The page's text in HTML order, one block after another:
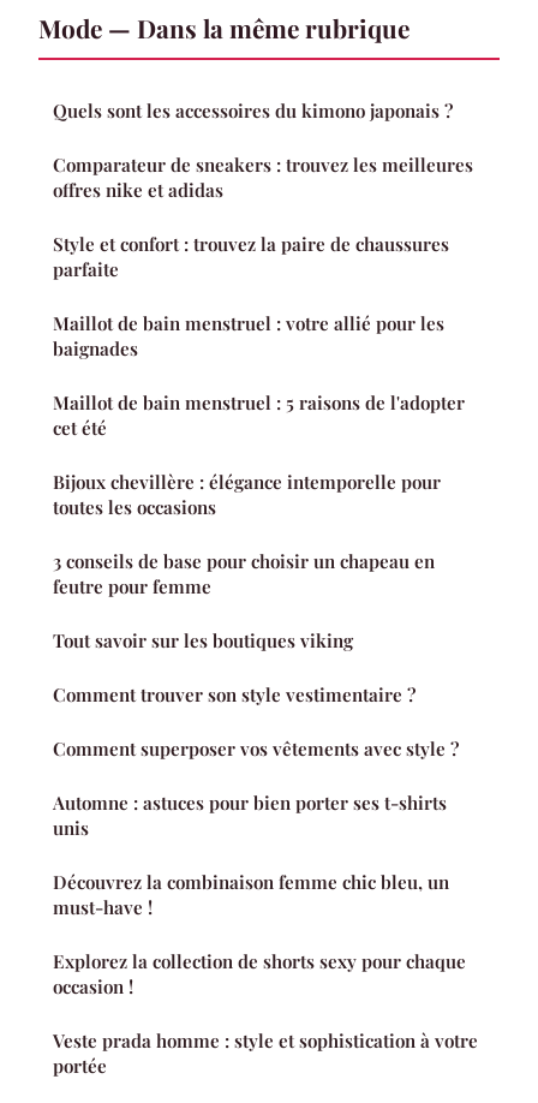
Mode — Dans la même rubrique
Quels sont les accessoires du kimono japonais ?
Comparateur de sneakers : trouvez les meilleures
offres nike et adidas
Style et confort : trouvez la paire de chaussures
parfaite
Maillot de bain menstruel : votre allié pour les
baignades
Maillot de bain menstruel : 5 raisons de l'adopter
cet été
Bijoux chevillère : élégance intemporelle pour
toutes les occasions
3 conseils de base pour choisir un chapeau en
feutre pour femme
Tout savoir sur les boutiques viking
Comment trouver son style vestimentaire ?
Comment superposer vos vêtements avec style ?
Automne : astuces pour bien porter ses t-shirts
unis
Découvrez la combinaison femme chic bleu, un
must-have !
Explorez la collection de shorts sexy pour chaque
occasion !
Veste prada homme : style et sophistication à votre
portée